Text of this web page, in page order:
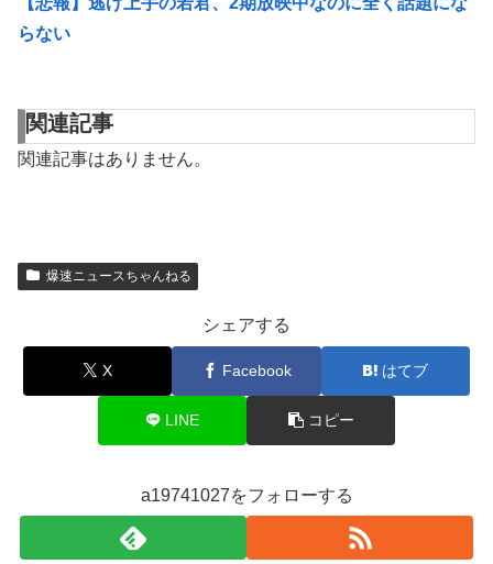
らない
関連記事
関連記事はありません。
爆速ニュースちゃんねる
シェアする
X Facebook はてブ
LINE コピー
a19741027をフォローする